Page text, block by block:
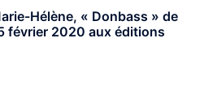
Hélène, « Donbass » de
février 2020 aux éditions